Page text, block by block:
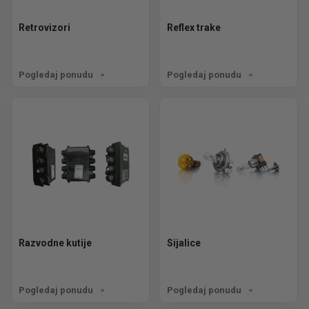
Retrovizori
Pogledaj ponudu
Reflex trake
Pogledaj ponudu
Razvodne kutije
Pogledaj ponudu
Sijalice
Pogledaj ponudu